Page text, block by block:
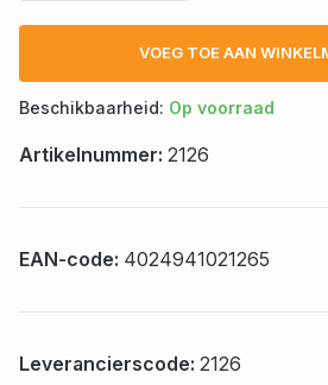
VOEG TOE AAN
Beschikbaarheid: Op voorraad
Artikelnummer: 2126
EAN-code: 4024941021265
Leverancierscode: 2126